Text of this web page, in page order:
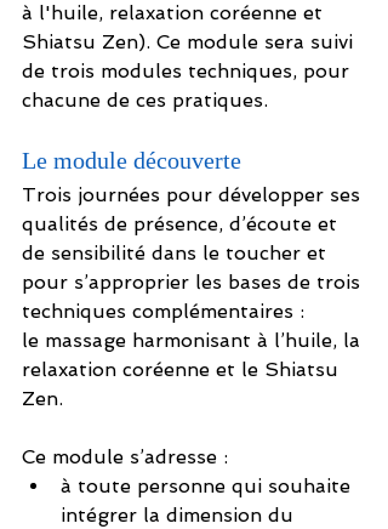
à l'huile, relaxation coréenne et
Shiatsu Zen). Ce module sera suivi
de trois modules techniques, pour
chacune de ces pratiques.
Le module découverte
Trois journées pour développer ses
qualités de présence, d’écoute et
de sensibilité dans le toucher et
pour s’approprier les bases de trois
techniques complémentaires :
le massage harmonisant à l’huile, la
relaxation coréenne et le Shiatsu
Zen.
Ce module s’adresse :
à toute personne qui souhaite
intégrer la dimension du